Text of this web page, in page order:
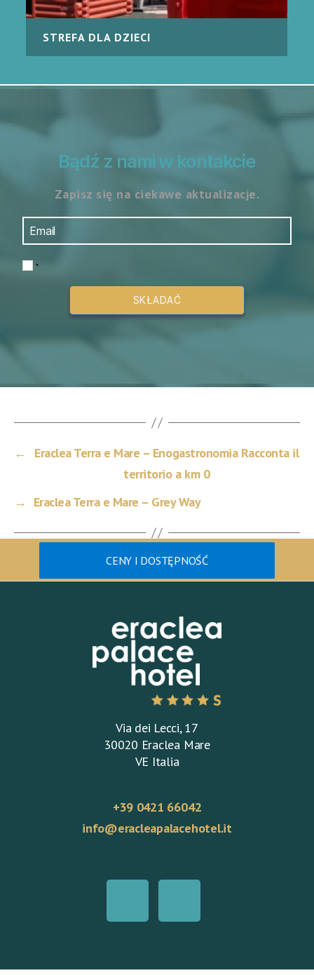
STREFA DLA DZIECI
Bądź z nami w kontakcie
Zapisz się na ciekawe aktualizacje.
*
SKŁADAĆ
←
Eraclea Terra e Mare – Enogastronomia Racconta il
territorio a km 0
→
Eraclea Terra e Mare – Grey Way
CENY I DOSTĘPNOŚĆ
Via dei Lecci, 17
30020 Eraclea Mare
VE Italia
+39 0421 66042
info@eracleapalacehotel.it